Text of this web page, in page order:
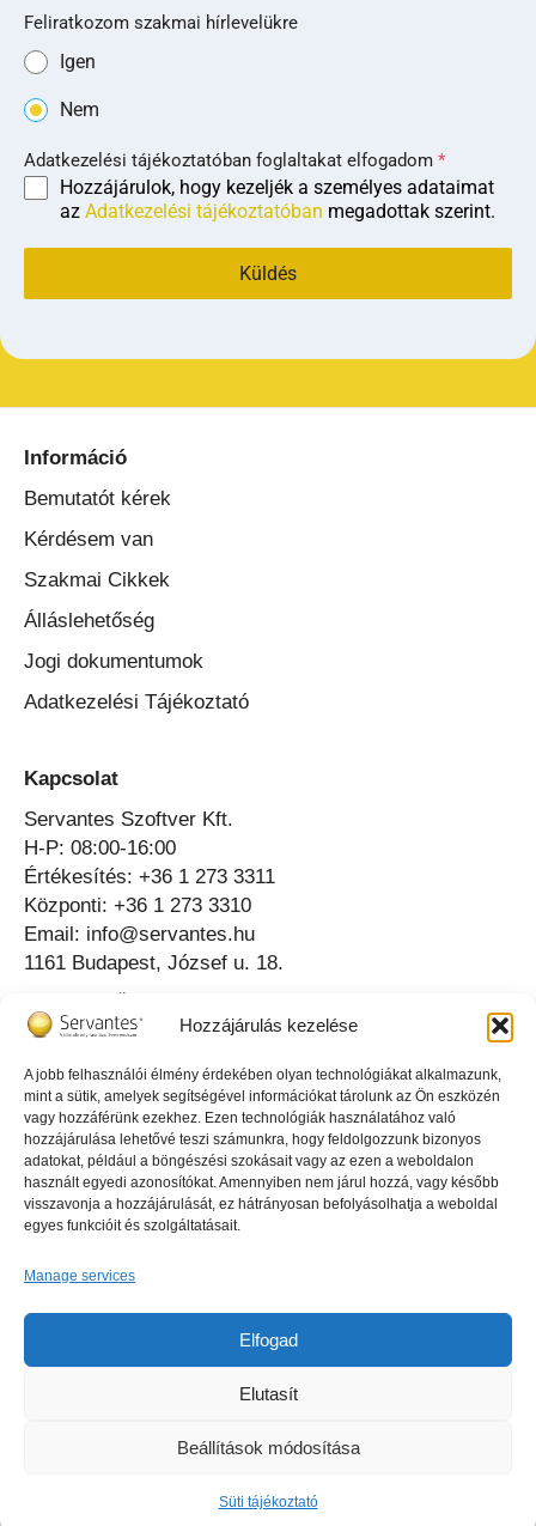
Hozzájárulás kezelése
A jobb felhasználói élmény érdekében olyan technológiákat alkalmazunk,
mint a sütik, amelyek segítségével információkat tárolunk az Ön eszközén
vagy hozzáférünk ezekhez. Ezen technológiák használatához való
hozzájárulása lehetővé teszi számunkra, hogy feldolgozzunk bizonyos
adatokat, például a böngészési szokásait vagy az ezen a weboldalon
használt egyedi azonosítókat. Amennyiben nem járul hozzá, vagy később
visszavonja a hozzájárulását, ez hátrányosan befolyásolhatja a weboldal
egyes funkcióit és szolgáltatásait.
Manage services
Elfogad
Elutasít
Beállítások módosítása
Süti tájékoztató
Feliratkozom szakmai hírlevelükre
Igen
Nem
Adatkezelési tájékoztatóban foglaltakat elfogadom *
Hozzájárulok, hogy kezeljék a személyes adataimat
az Adatkezelési tájékoztatóban megadottak szerint.
Küldés
Információ
Bemutatót kérek
Kérdésem van
Szakmai Cikkek
Álláslehetőség
Jogi dokumentumok
Adatkezelési Tájékoztató
Kapcsolat
Servantes Szoftver Kft.
H-P: 08:00-16:00
Értékesítés: +36 1 273 3311
Központi: +36 1 273 3310
Email: info@servantes.hu
1161 Budapest, József u. 18.
Online Ügyfélszolgálat ⟶
Az igazgató tud erről
© 2026. Minden jog fenntartva - Servantes Szoftver Kft.